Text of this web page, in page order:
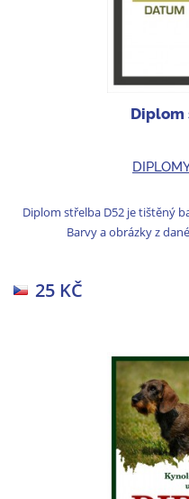
Diplom
Diplom střelba D52 je tištěný
Barvy a obrázky z
25 KČ